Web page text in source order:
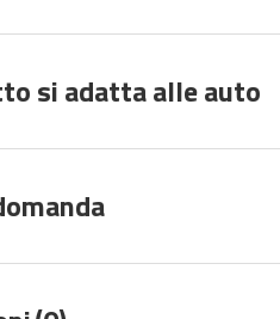
si adatta alle auto